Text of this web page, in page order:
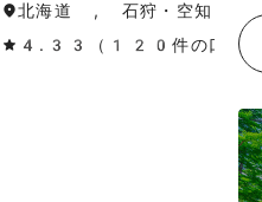
北海道 , 石狩・空知・千
4.33（120件の口コミ